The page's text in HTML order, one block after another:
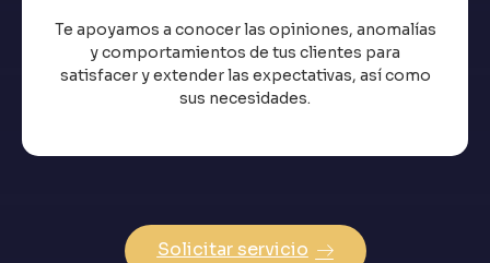
Te apoyamos a conocer las opiniones, anomalías
y comportamientos de tus clientes para
satisfacer y extender las expectativas, así como
sus necesidades.
Solicitar servicio